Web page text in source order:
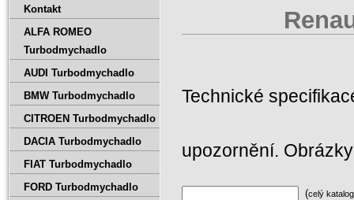
Technické
upozornění.
(celý katalog
Kontakt
ALFA ROMEO
Turbodmychadlo
AUDI Turbodmychadlo
BMW Turbodmychadlo
CITROEN Turbodmychadlo
DACIA Turbodmychadlo
FIAT Turbodmychadlo
FORD Turbodmychadlo